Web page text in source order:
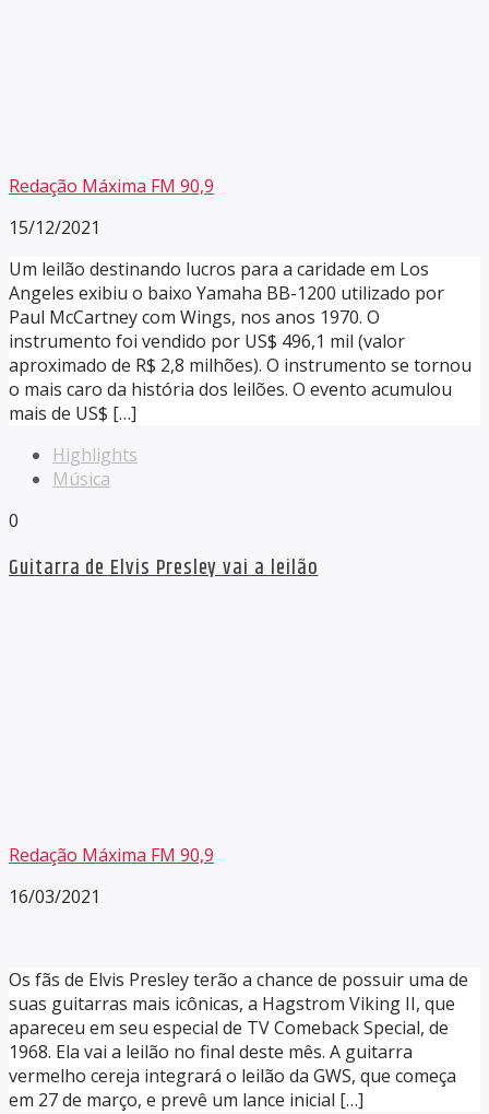
Redação Máxima FM 90,9
15/12/2021
Um leilão destinando lucros para a caridade em Los
Angeles exibiu o baixo Yamaha BB-1200 utilizado por
Paul McCartney com Wings, nos anos 1970. O
instrumento foi vendido por US$ 496,1 mil (valor
aproximado de R$ 2,8 milhões). O instrumento se tornou
o mais caro da história dos leilões. O evento acumulou
mais de US$ […]
Highlights
Música
0
Guitarra de Elvis Presley vai a leilão
Redação Máxima FM 90,9
16/03/2021
Os fãs de Elvis Presley terão a chance de possuir uma de
suas guitarras mais icônicas, a Hagstrom Viking II, que
apareceu em seu especial de TV Comeback Special, de
1968. Ela vai a leilão no final deste mês. A guitarra
vermelho cereja integrará o leilão da GWS, que começa
em 27 de março, e prevê um lance inicial […]